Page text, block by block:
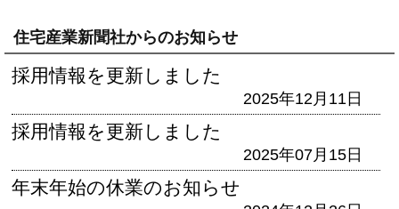
住宅産業新聞社からのお知らせ
採用情報を更新しました
2025年12月11日
採用情報を更新しました
2025年07月15日
年末年始の休業のお知らせ